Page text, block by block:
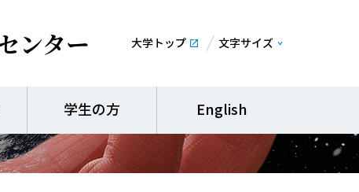
ンター 大学トップ 文字サイズ
学生の方 English
業デザイン 小学